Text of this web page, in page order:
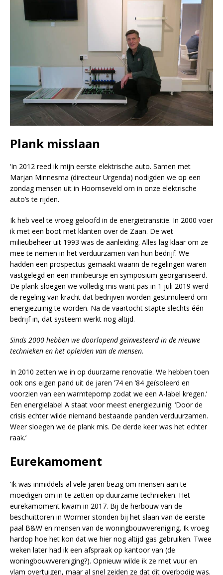
Plank misslaan
‘In 2012 reed ik mijn eerste elektrische auto. Samen met
Marjan Minnesma (directeur Urgenda) nodigden we op een
zondag mensen uit in Hoornseveld om in onze elektrische
auto’s te rijden.
Ik heb veel te vroeg geloofd in de energietransitie. In 2000 voer
ik met een boot met klanten over de Zaan. De wet
milieubeheer uit 1993 was de aanleiding. Alles lag klaar om ze
mee te nemen in het verduurzamen van hun bedrijf. We
hadden een prospectus gemaakt waarin de regelingen waren
vastgelegd en een minibeursje en symposium georganiseerd.
De plank sloegen we volledig mis want pas in 1 juli 2019 werd
de regeling van kracht dat bedrijven worden gestimuleerd om
energiezuinig te worden. Na de vaartocht stapte slechts één
bedrijf in, dat systeem werkt nog altijd.
Sinds 2000 hebben we doorlopend geïnvesteerd in de nieuwe
technieken en het opleiden van de mensen.
In 2010 zetten we in op duurzame renovatie. We hebben toen
ook ons eigen pand uit de jaren ’74 en ’84 geïsoleerd en
voorzien van een warmtepomp zodat we een A-label kregen.’
Een energielabel A staat voor meest energiezuinig. ‘Door de
crisis echter wilde niemand bestaande panden verduurzamen.
Weer sloegen we de plank mis. De derde keer was het echter
raak.’
Eurekamoment
‘Ik was inmiddels al vele jaren bezig om mensen aan te
moedigen om in te zetten op duurzame technieken. Het
eurekamoment kwam in 2017. Bij de herbouw van de
beschuittoren in Wormer stonden bij het slaan van de eerste
paal B&W en mensen van de woningbouwvereniging. Ik vroeg
hardop hoe het kon dat we hier nog altijd gas gebruiken. Twee
weken later had ik een afspraak op kantoor van (de
woningbouwvereniging?). Opnieuw wilde ik ze met vuur en
vlam overtuigen, maar al snel zeiden ze dat dit overbodig was.